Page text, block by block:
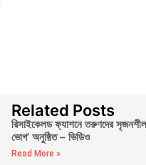
Related Posts
রিসাইকেলড ফ্যাশনে তরুণদের
ভোগ’ অনুষ্ঠিত – ভিডিও
Read More »